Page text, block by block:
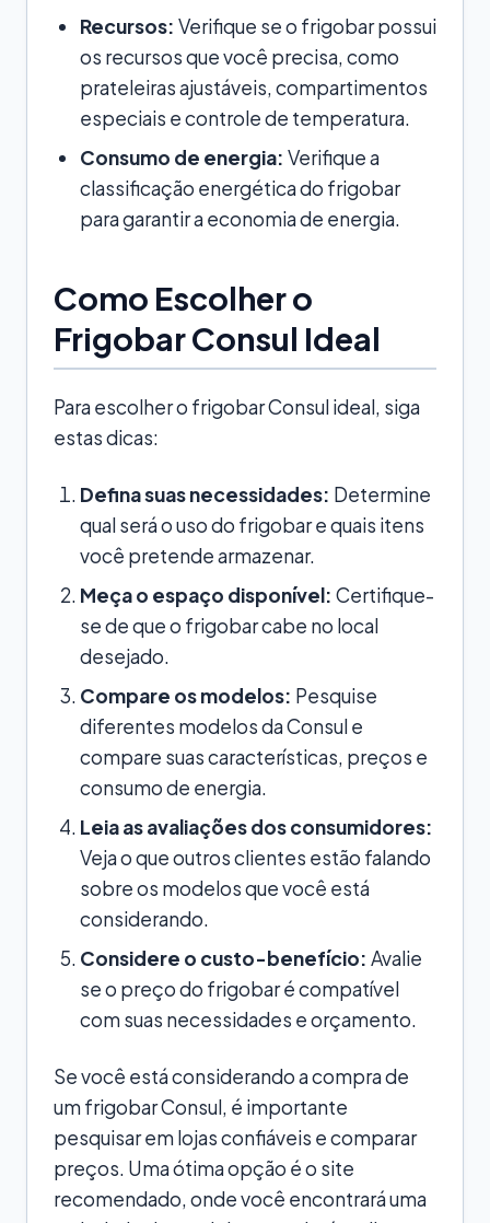
Recursos: Verifique se o frigobar possui
os recursos que você precisa, como
prateleiras ajustáveis, compartimentos
especiais e controle de temperatura.
Consumo de energia: Verifique a
classificação energética do frigobar
para garantir a economia de energia.
Como Escolher o
Frigobar Consul Ideal
Para escolher o frigobar Consul ideal, siga
estas dicas:
Defina suas necessidades: Determine
qual será o uso do frigobar e quais itens
você pretende armazenar.
Meça o espaço disponível: Certifique-
se de que o frigobar cabe no local
desejado.
Compare os modelos: Pesquise
diferentes modelos da Consul e
compare suas características, preços e
consumo de energia.
Leia as avaliações dos consumidores:
Veja o que outros clientes estão falando
sobre os modelos que você está
considerando.
Considere o custo-benefício: Avalie
se o preço do frigobar é compatível
com suas necessidades e orçamento.
Se você está considerando a compra de
um frigobar Consul, é importante
pesquisar em lojas confiáveis e comparar
preços. Uma ótima opção é o site
recomendado, onde você encontrará uma